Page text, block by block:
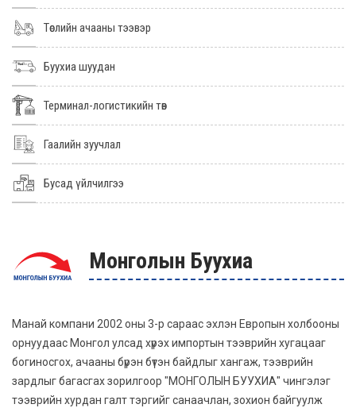
Төслийн ачааны тээвэр
Буухиа шуудан
Терминал-логистикийн төв
Гаалийн зуучлал
Бусад үйлчилгээ
Монголын Буухиа
Манай компани 2002 оны 3-р сараас эхлэн Европын холбооны
орнуудаас Монгол улсад хүрэх импортын тээврийн хугацааг
богиносгох, ачааны бүрэн бүтэн байдлыг хангаж, тээврийн
зардлыг багасгах зорилгоор "МОНГОЛЫН БУУХИА" чингэлэг
тээврийн хурдан галт тэргийг санаачлан, зохион байгуулж